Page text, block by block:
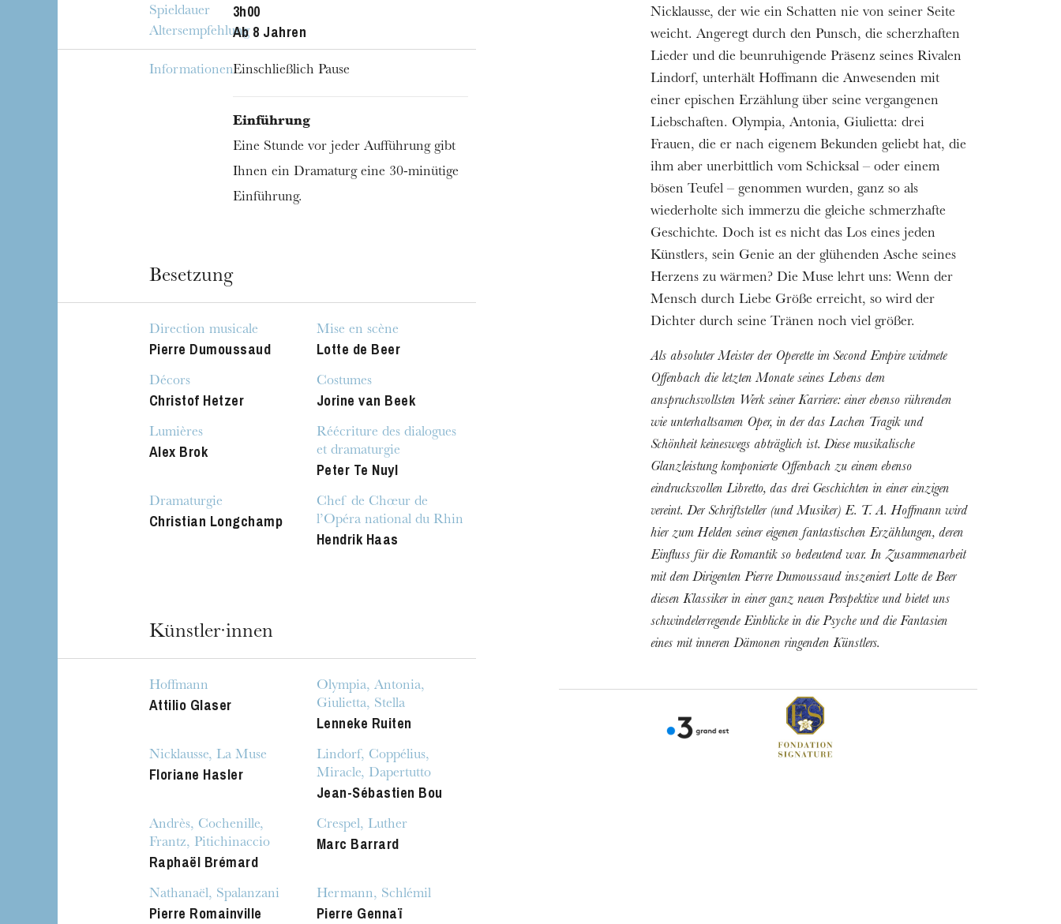
Führungen durch die Oper
MITTWOCH
19
Spieldauer 3h00
AltersempfehlungAb 8 Jahren
InformationenEinschließlich Pause
Einführung
Eine Stunde vor jeder Aufführung gibt
Ihnen ein Dramaturg eine 30-minütige
Einführung.
Besetzung
Direction musicale
Pierre Dumoussaud
Mise en scène
Lotte de Beer
Décors
Christof Hetzer
Costumes
Jorine van Beek
Lumières
Alex Brok
Réécriture des dialogues
et dramaturgie
Peter Te Nuyl
Dramaturgie
Christian Longchamp
Chef de Chœur de
l’Opéra national du Rhin
Hendrik Haas
Künstler·innen
Hoffmann
Attilio Glaser
Olympia, Antonia,
Giulietta, Stella
Lenneke Ruiten
Nicklausse, La Muse
Floriane Hasler
Lindorf, Coppélius,
Miracle, Dapertutto
Jean-Sébastien Bou
Andrès, Cochenille,
Frantz, Pitichinaccio
Raphaël Brémard
Crespel, Luther
Marc Barrard
Nathanaël, Spalanzani
Pierre Romainville
Hermann, Schlémil
Pierre Gennaï
Nicklausse, der wie ein Schatten nie von seiner Seite
weicht. Angeregt durch den Punsch, die scherzhaften
Lieder und die beunruhigende Präsenz seines Rivalen
Lindorf, unterhält Hoffmann die Anwesenden mit
einer epischen Erzählung über seine vergangenen
Liebschaften. Olympia, Antonia, Giulietta: drei
Frauen, die er nach eigenem Bekunden geliebt hat, die
ihm aber unerbittlich vom Schicksal – oder einem
bösen Teufel – genommen wurden, ganz so als
wiederholte sich immerzu die gleiche schmerzhafte
Geschichte. Doch ist es nicht das Los eines jeden
Künstlers, sein Genie an der glühenden Asche seines
Herzens zu wärmen? Die Muse lehrt uns: Wenn der
Mensch durch Liebe Größe erreicht, so wird der
Dichter durch seine Tränen noch viel größer.
Als absoluter Meister der Operette im Second Empire widmete
Offenbach die letzten Monate seines Lebens dem
anspruchsvollsten Werk seiner Karriere: einer ebenso rührenden
wie unterhaltsamen Oper, in der das Lachen Tragik und
Schönheit keineswegs abträglich ist. Diese musikalische
Glanzleistung komponierte Offenbach zu einem ebenso
eindrucksvollen Libretto, das drei Geschichten in einer einzigen
vereint. Der Schriftsteller (und Musiker) E. T. A. Hoffmann wird
hier zum Helden seiner eigenen fantastischen Erzählungen, deren
Einfluss für die Romantik so bedeutend war. In Zusammenarbeit
mit dem Dirigenten Pierre Dumoussaud inszeniert Lotte de Beer
diesen Klassiker in einer ganz neuen Perspektive und bietet uns
schwindelerregende Einblicke in die Psyche und die Fantasien
eines mit inneren Dämonen ringenden Künstlers.